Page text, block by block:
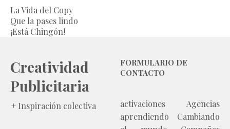
La Vida del Copy
Que la pases lindo
¡Está Chingón!
Creatividad
Publicitaria
+ Inspiración colectiva
FORMULARIO DE
CONTACTO
activaciones
Agencias
aprendiendo
Cambiando